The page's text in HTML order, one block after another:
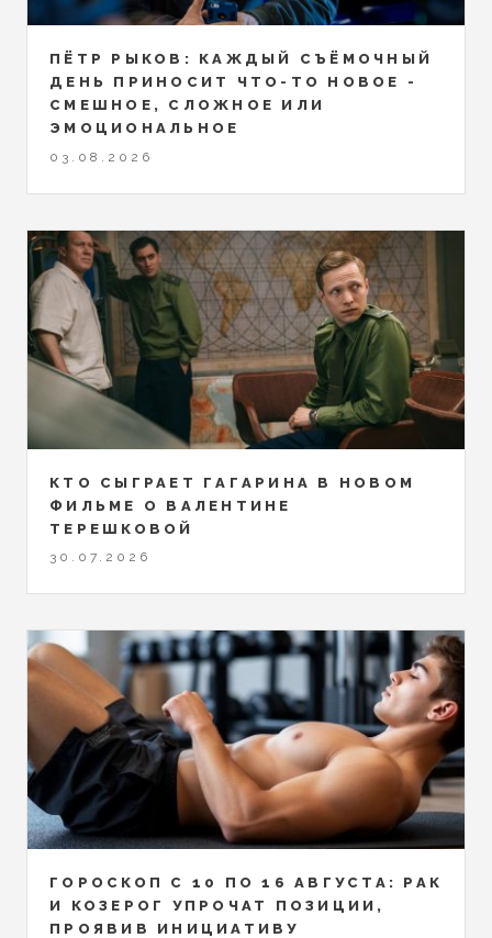
ПЁТР РЫКОВ: КАЖДЫЙ СЪЁМОЧНЫЙ
ДЕНЬ ПРИНОСИТ ЧТО-ТО НОВОЕ -
СМЕШНОЕ, СЛОЖНОЕ ИЛИ
ЭМОЦИОНАЛЬНОЕ
03.08.2026
КТО СЫГРАЕТ ГАГАРИНА В НОВОМ
ФИЛЬМЕ О ВАЛЕНТИНЕ
ТЕРЕШКОВОЙ
30.07.2026
ГОРОСКОП С 10 ПО 16 АВГУСТА: РАК
И КОЗЕРОГ УПРОЧАТ ПОЗИЦИИ,
ПРОЯВИВ ИНИЦИАТИВУ